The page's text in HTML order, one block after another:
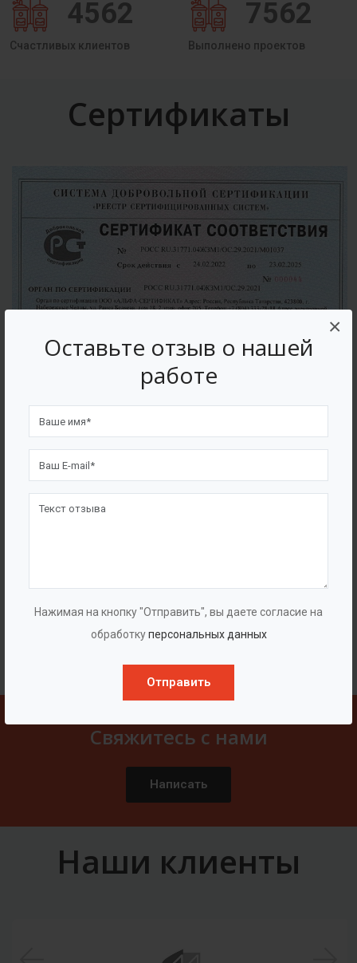
Оставьте отзыв о нашей
работе
Нажимая на кнопку "Отправить", вы даете согласие на
обработкуперсональных данных
Отправить
×
4562
Счастливых клиентов
7562
Выполнено проектов
Сертификаты
Свяжитесь с нами
Написать
Наши клиенты